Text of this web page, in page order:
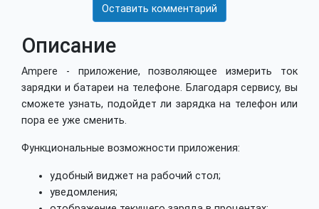
Оставить комментарий
Описание
Ampere - приложение, позволяющее измерить ток
зарядки и батареи на телефоне. Благодаря сервису, вы
сможете узнать, подойдет ли зарядка на телефон или
пора ее уже сменить.
Функциональные возможности приложения:
удобный виджет на рабочий стол;
уведомления;